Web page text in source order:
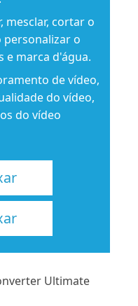
mesclar, cortar o
personalizar o
e marca d'água.
de vídeo,
do vídeo,
do vídeo
Ultimate